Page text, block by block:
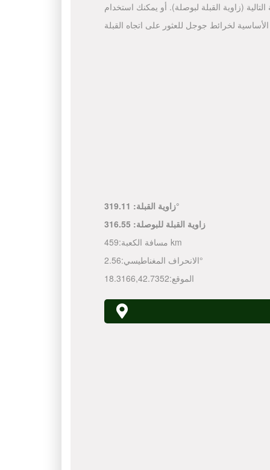
(زاوية القبلة لبوصلة). أو يمكنك استخدام
زاوية القبلة:319.11°
زاوية القبلة للبوصلة: 316.55
مسافة الكعبة: 459 km
الانحراف المغناطيسي:2.56°
الموقع:
18.3166,42.7352